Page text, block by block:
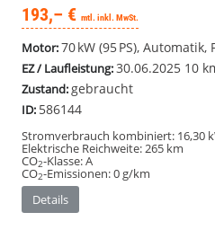
193,– € mtl. inkl. MwSt.
Motor:70 kW (95 PS),
EZ / Laufleistung:30.06.2025 10
Zustand:gebraucht
ID: 586144
Stromverbrauch kombiniert: 16,30
Elektrische Reichweite:265 km
CO2-Klasse:A
CO2-Emissionen:0 g/km
Details